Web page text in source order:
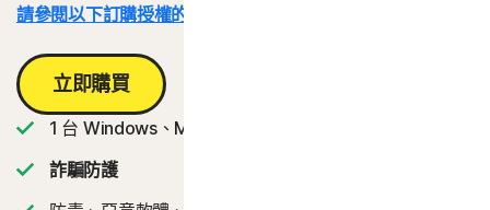
請參閱以下訂購授權的詳細資料。*
立即購買
1 台 Windows、Mac、平板電腦或手機
詐騙防護